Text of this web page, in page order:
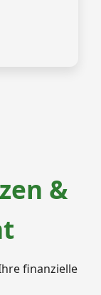
&
finanzielle